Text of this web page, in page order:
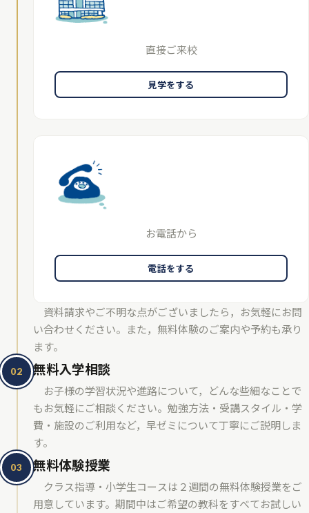
直接ご来校
見学をする
お電話から
電話をする
資料請求やご不明な点がございましたら，お気軽にお問
い合わせください。また，無料体験のご案内や予約も承り
ます。
02 無料入学相談
お子様の学習状況や進路について，どんな些細なことで
もお気軽にご相談ください。勉強方法・受講スタイル・学
費・施設のご利用など，早ゼミについて丁寧にご説明しま
す。
03 無料体験授業
クラス指導・小学生コースは２週間の無料体験授業をご
用意しています。期間中はご希望の教科をすべてお試しい